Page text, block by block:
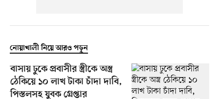
নোয়াখালী নিয়ে আরও পড়ুন
বাসায় ঢুকে প্রবাসীর স্ত্রীকে অস্ত্র
ঠেকিয়ে ১০ লাখ টাকা চাঁদা দাবি,
পিস্তলসহ যুবক গ্রেপ্তার